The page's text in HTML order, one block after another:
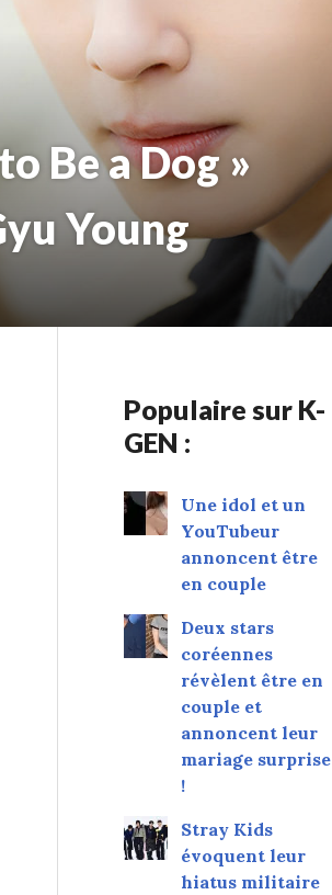
Be a Dog »
Young
Populaire sur K-
GEN :
Une idol et un
YouTubeur
annoncent être
en couple
Deux stars
coréennes
révèlent être en
couple et
annoncent leur
mariage surprise
!
Stray Kids
évoquent leur
hiatus militaire